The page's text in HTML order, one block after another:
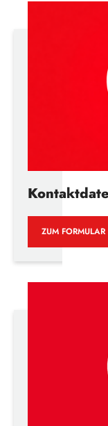
ZUM FORMULAR